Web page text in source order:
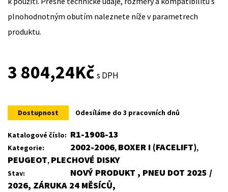
plnohodnotným obutím naleznete níže v parametrech
produktu.
3 804,24Kč s DPH
Dostupnost Odesíláme do 3 pracovních dnů
Katalogové číslo: R1-1908-13
Kategorie: 2002-2006, BOXER I (FACELIFT),
PEUGEOT, PLECHOVÉ DISKY
Stav:
NOVÝ PRODUKT , PNEU DOT 2025 /
2026, ZÁRUKA 24 MĚSÍCŮ,